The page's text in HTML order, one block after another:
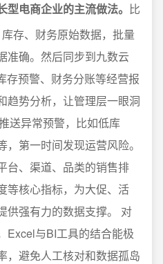
电商企业的主流做法。 比
存、财务原始数据，批量
准确。然后同步到九数云
存预警、财务分账等经营报
趋势分析，让管理层一眼洞
送异常预警，比如低库
第一时间发现运营风险。
台、渠道、品类的销售排
等核心指标，为大促、活
供强有力的数据支撑。 对
Excel与BI工具的结合能极
，避免人工核对和数据孤岛